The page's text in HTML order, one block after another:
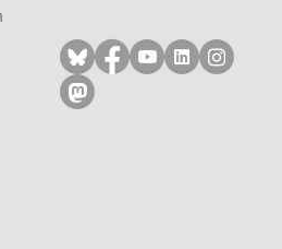
Volg ons op bluesky
Volg ons op
Volg ons op
Volg ons
Volg
Volg ons op mastodon